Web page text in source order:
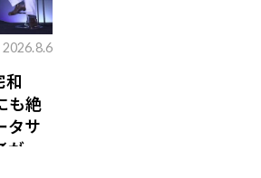
2026.8.6
和
も絶
タサ
語